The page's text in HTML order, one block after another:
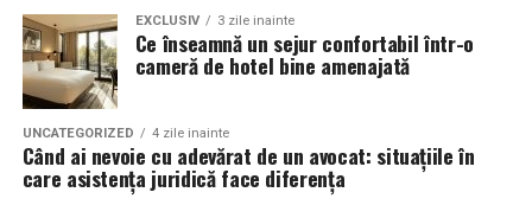
EXCLUSIV 3 zile inainte
Ce înseamnă un sejur confortabil într-o
cameră de hotel bine amenajată
UNCATEGORIZED 4 zile inainte
Când ai nevoie cu adevărat de un avocat: situațiile în
care asistența juridică face diferența